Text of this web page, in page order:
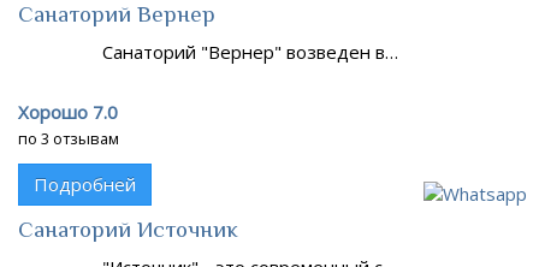
Санаторий Вернер
Санаторий "Вернер" возведен в…
Хорошо 7.0
по 3 отзывам
Подробней
Санаторий Источник